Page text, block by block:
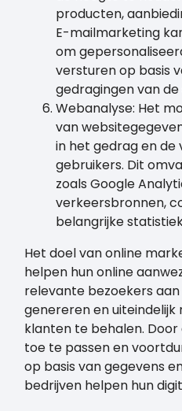
producten,
E-mailmarketing
om
versturen op basis
gedragingen van
Webanalyse: Het
van
in het gedrag en de
gebruikers. Dit
zoals Google
verkeersbronnen,
belangrijke
Het doel van online
helpen hun online
relevante bezoekers
genereren en uiteindelijk
klanten te behalen.
toe te passen en
op basis van gegevens
bedrijven helpen hun